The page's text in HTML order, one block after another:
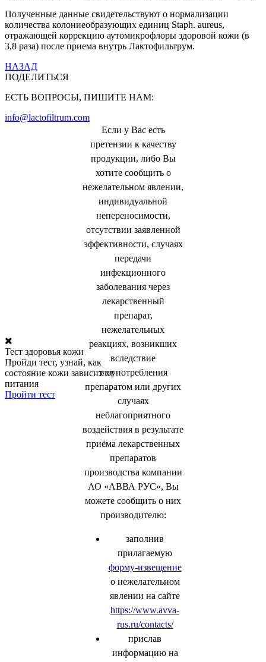
Полученные данные свидетельствуют о нормализации
количества колониеобразующих единиц Staph. aureus,
отражающей коррекцию аутомикрофлоры здоровой кожи (в
3,8 раза) после приема внутрь Лактофильтрум.
НАЗАД
ПОДЕЛИТЬСЯ
ЕСТЬ ВОПРОСЫ, ПИШИТЕ НАМ:
info@lactofiltrum.com
Если у Вас есть
претензии к качеству
продукции, либо Вы
хотите сообщить о
нежелательном явлении,
индивидуальной
непереносимости,
отсутствии заявленной
эффективности, случаях
передачи
инфекционного
заболевания через
лекарственный
препарат,
нежелательных
реакциях, возникших
вследствие
злоупотребления
препаратом или других
случаях
неблагоприятного
воздействия в результате
приёма лекарственных
препаратов
производства компании
АО «АВВА РУС», Вы
можете сообщить о них
производителю:
заполнив
прилагаемую
форму-извещение
о нежелательном
явлении на сайте
https://www.avva-
rus.ru/contacts/
прислав
информацию на
Тест здоровья кожи
Пройди тест, узнай, как
состояние кожи зависит от
питания
Пройти тест